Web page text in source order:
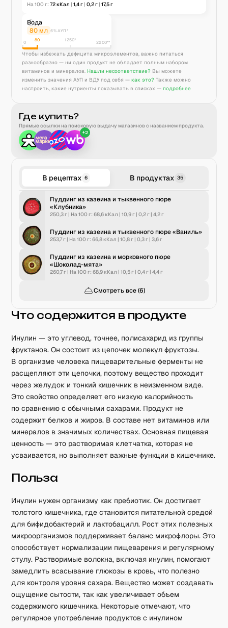
На 100 г: 72кКал | 1,4г | 0,2г | 17,5г
Вода
80 мл 6% АУП*
0 80 1250* 2200**
Чтобы избежать дефицита микроэлементов, важно питаться
разнообразно — ни один продукт не обладает полным набором
витаминов и минералов. Нашли несоответствие? Вы можете
изменить значения АУП и ВДУ под себя — как это? Также можно
настроить, какие нутриенты показывать в списках — подробнее
Где купить?
Прямые ссылки на поисковую выдачу магазинов с названием продукта.
+2
Что содержится в продукте
Инулин — это углевод, точнее, полисахарид из группы
фруктанов. Он состоит из цепочек молекул фруктозы.
В организме человека пищеварительные ферменты не
расщепляют эти цепочки, поэтому вещество проходит
через желудок и тонкий кишечник в неизменном виде.
Это свойство определяет его низкую калорийность
по сравнению с обычными сахарами. Продукт не
содержит белков и жиров. В составе нет витаминов или
минералов в значимых количествах. Основная пищевая
ценность — это растворимая клетчатка, которая не
усваивается, но выполняет важные функции в кишечнике.
Польза
Инулин нужен организму как пребиотик. Он достигает
толстого кишечника, где становится питательной средой
для бифидобактерий и лактобацилл. Рост этих полезных
микроорганизмов поддерживает баланс микрофлоры. Это
способствует нормализации пищеварения и регулярному
стулу. Растворимые волокна, включая инулин, помогают
замедлить всасывание глюкозы в кровь, что полезно
для контроля уровня сахара. Вещество может создавать
ощущение сытости, так как увеличивает объем
содержимого кишечника. Некоторые отмечают, что
регулярное употребление продуктов с инулином
В рецептах 6 В продуктах 35
Пуддинг из казеина и тыквенного пюре
«Клубника»
250,3 г | На 100 г: 68,6кКал | 10,9г | 0,2г | 4,2г
Пуддинг из казеина и тыквенного пюре «Ваниль»
253,7 г | На 100 г: 66,8кКал | 10,8г | 0,3г | 3,6г
Пуддинг из казеина и морковного пюре
«Шоколад-мята»
260,7 г | На 100 г: 68,9кКал | 10,5г | 0,4г | 4,4г
Смотреть все (6)